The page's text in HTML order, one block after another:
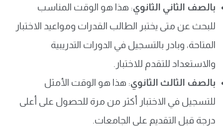
بالصف الثاني الثانوي: هذا هو الوقت المناسب
للبحث عن متى يختبر الطالب القدرات ومواعيد الاختبار
المتاحة، وبادر بالتسجيل في الدورات التدريبية
والاستعداد للتقدم للاختبار.
بالصف الثالث الثانوي: هذا هو الوقت الأمثل
للتسجيل في الاختبار أكثر من مرة للحصول على أعلى
درجة قبل التقديم على الجامعات.